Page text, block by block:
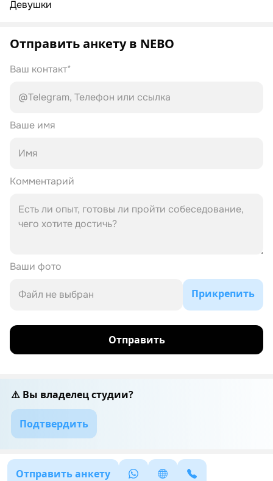
Девушки
Отправить анкету в NEBO
Ваш контакт*
Ваше имя
Комментарий
Ваши фото
Файл не выбран Прикрепить
Отправить
⚠️ Вы владелец студии?
Подтвердить
Отправить анкету